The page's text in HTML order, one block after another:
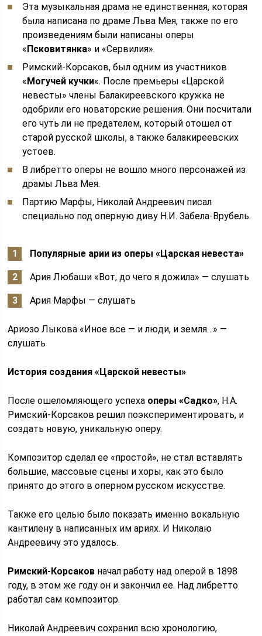
Эта музыкальная драма не единственная, которая
была написана по драме Льва Мея, также по его
произведениям были написаны оперы
«Псковитянка» и «Сервилия».
Римский-Корсаков, был одним из участников
«Могучей кучки«. После премьеры «Царской
невесты» члены Балакиреевского кружка не
одобрили его новаторские решения. Они посчитали
его чуть ли не предателем, который отошел от
старой русской школы, а также балакиреевских
устоев.
В либретто оперы не вошло много персонажей из
драмы Льва Мея.
Партию Марфы, Николай Андреевич писал
специально под оперную диву Н.И. Забела-Врубель.
Популярные арии из оперы «Царская невеста»
Ария Любаши «Вот, до чего я дожила» — слушать
Ария Марфы — слушать
Ариозо Лыкова «Иное все — и люди, и земля…» —
слушать
История создания «Царской невесты»
После ошеломляющего успеха оперы «Садко», Н.А.
Римский-Корсаков решил поэкспериментировать, и
создать новую, уникальную оперу.
Композитор сделал ее «простой», не стал вставлять
большие, массовые сцены и хоры, как это было
принято до этого в оперном русском искусстве.
Также его целью было показать именно вокальную
кантилену в написанных им ариях. И Николаю
Андреевичу это удалось.
Римский-Корсаков начал работу над оперой в 1898
году, в этом же году он и закончил ее. Над либретто
работал сам композитор.
Николай Андреевич сохранил всю хронологию,